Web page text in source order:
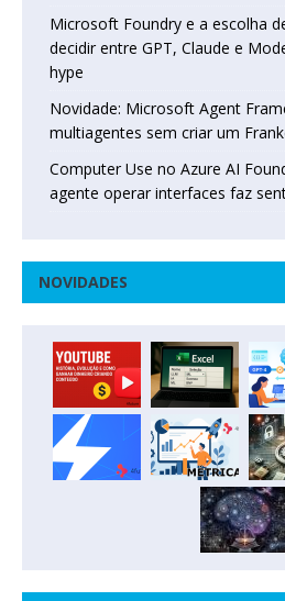
Microsoft Foundry e a escolha
decidir entre GPT, Claude e
hype
Novidade: Microsoft Agent
multiagentes sem criar um
Computer Use no Azure AI
agente operar interfaces faz
NOVIDADES